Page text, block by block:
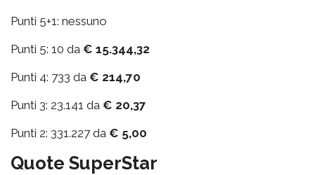
Punti 5+1: nessuno
Punti 5: 10 da € 15.344,32
Punti 4: 733 da € 214,70
Punti 3: 23.141 da € 20,37
Punti 2: 331.227 da € 5,00
Quote SuperStar